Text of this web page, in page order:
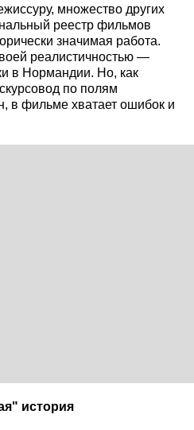
множество других
реестр фильмов
значимая работа.
реалистичностью —
в Нормандии. Но, как
по полям
в фильме хватает ошибок и
история